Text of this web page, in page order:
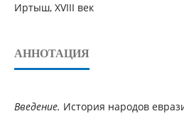
Иртыш, ХVІІІ век
АННОТАЦИЯ
Введение. История народов